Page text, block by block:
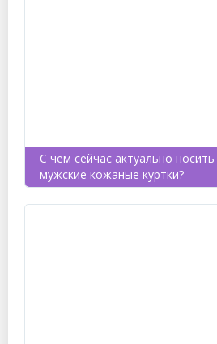
С чем сейчас актуально носить
мужские кожаные куртки?